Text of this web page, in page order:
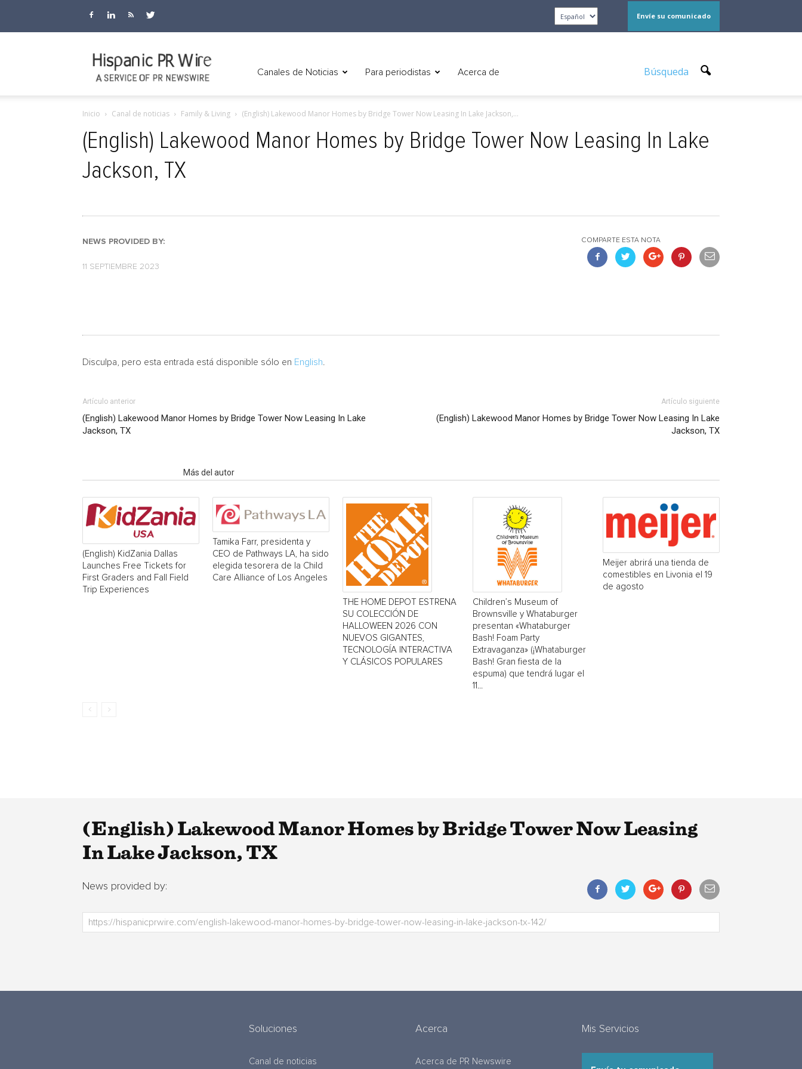
Envíe su comunicado
Canales de Noticias Para periodistas Acerca de Búsqueda
Inicio Canal de noticias Family & Living (English) Lakewood Manor Homes by Bridge Tower Now Leasing In Lake Jackson,...
(English) Lakewood Manor Homes by Bridge Tower Now Leasing In Lake
Jackson, TX
NEWS PROVIDED BY:
11 SEPTIEMBRE 2023
COMPARTE ESTA NOTA
Disculpa, pero esta entrada está disponible sólo en English
Artículo anterior
(English) Lakewood Manor Homes by Bridge Tower Now Leasing In Lake
Jackson, TX
Artículo siguiente
(English) Lakewood Manor Homes by Bridge Tower Now Leasing In Lake
Jackson, TX
Más del autor
(English) KidZania Dallas
Launches Free Tickets for
First Graders and Fall Field
Trip Experiences
Tamika Farr, presidenta y
CEO de Pathways LA, ha sido
elegida tesorera de la Child
Care Alliance of Los Angeles
THE HOME DEPOT ESTRENA
SU COLECCIÓN DE
HALLOWEEN 2026 CON
NUEVOS GIGANTES,
TECNOLOGÍA INTERACTIVA
Y CLÁSICOS POPULARES
Children’s Museum of
Brownsville y Whataburger
presentan «Whataburger
Bash! Foam Party
Extravaganza» (¡Whataburger
Bash! Gran fiesta de la
espuma) que tendrá lugar el
11...
Meijer abrirá una tienda de
comestibles en Livonia el 19
de agosto
(English) Lakewood Manor Homes by Bridge Tower Now Leasing
In Lake Jackson, TX
News provided by:
Soluciones
Canal de noticias
Acerca
Acerca de PR Newswire
Mis Servicios